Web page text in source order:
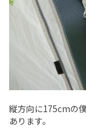
縦方向に175cmの
あります。